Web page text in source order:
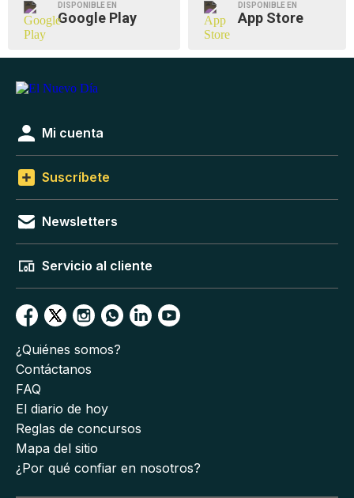
DISPONIBLE EN
Google Play
DISPONIBLE EN
App Store
Mi cuenta
Suscríbete
Newsletters
Servicio al cliente
¿Quiénes somos?
Contáctanos
FAQ
El diario de hoy
Reglas de concursos
Mapa del sitio
¿Por qué confiar en nosotros?